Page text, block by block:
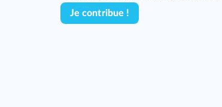
Je contribue !